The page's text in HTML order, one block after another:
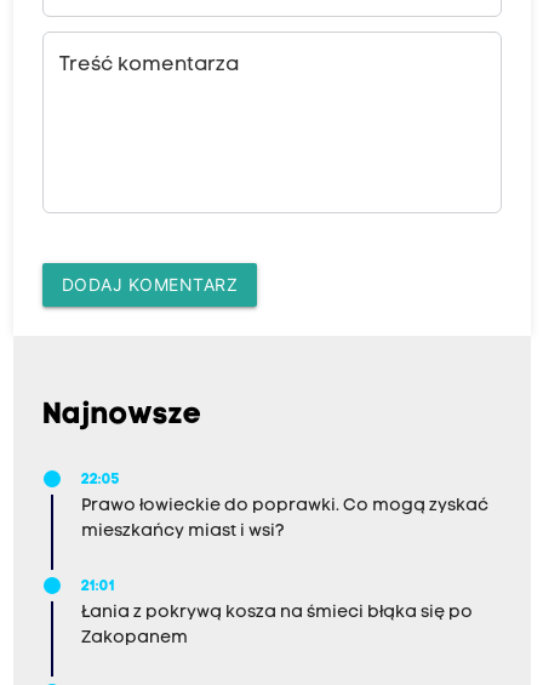
Treść komentarza
DODAJ KOMENTARZ
Najnowsze
22:05
Prawo łowieckie do poprawki. Co mogą zyskać
mieszkańcy miast i wsi?
21:01
Łania z pokrywą kosza na śmieci błąka się po
Zakopanem